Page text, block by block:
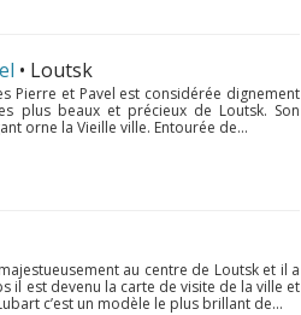
• Loutsk
Pierre et Pavel est considérée dignement
plus beaux et précieux de Loutsk. Son
orne la Vieille ville. Entourée de...
au centre de Loutsk et il a
il est devenu la carte de visite de la ville et
c’est un modèle le plus brillant de...